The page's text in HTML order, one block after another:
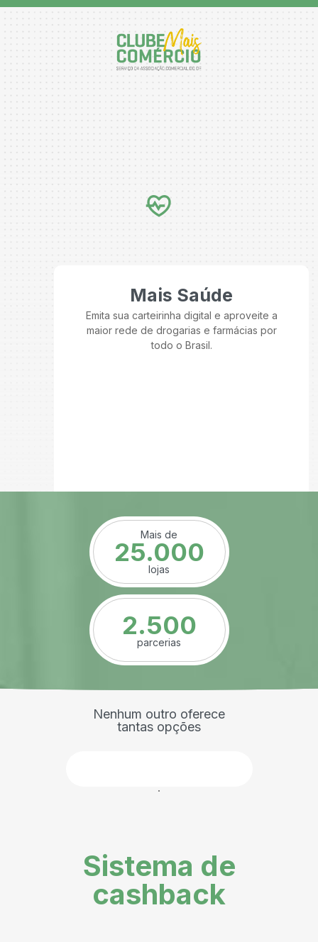
Mais Saúde
Emita sua carteirinha digital e aproveite a
maior rede de drogarias e farmácias por
todo o Brasil.
Mais de
25.000
lojas
2.500
parcerias
Nenhum outro oferece
tantas opções
Sistema de
cashback